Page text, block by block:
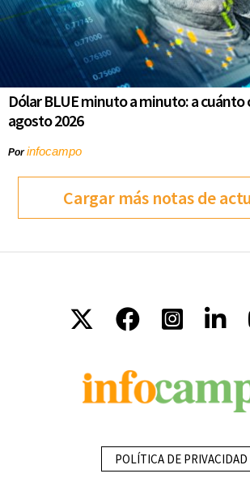
Dólar BLUE minuto a minuto: a cuánto
agosto 2026
Porinfocampo
Cargar más notas de
POLÍTICA DE PRIVACIDAD